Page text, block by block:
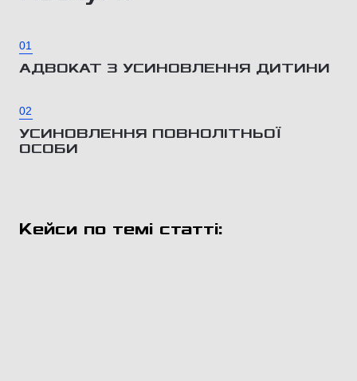
01
АДВОКАТ З УСИНОВЛЕННЯ ДИТИНИ
02
УСИНОВЛЕННЯ ПОВНОЛІТНЬОЇ
ОСОБИ
Кейси по темі статті: